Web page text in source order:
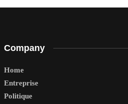
Company
Home
Entreprise
Politique